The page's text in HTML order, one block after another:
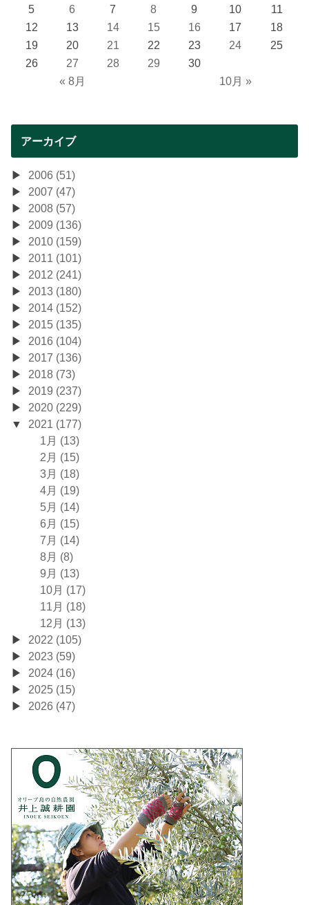
« 8月 10月 »
5
6 7 8 9 10
11
12
13 14 15 16 17
18
19
20 21 22 23 24
25
26
27 28 29 30
アーカイブ
2006 (51)
2007 (47)
2008 (57)
2009 (136)
2010 (159)
2011 (101)
2012 (241)
2013 (180)
2014 (152)
2015 (135)
2016 (104)
2017 (136)
2018 (73)
2019 (237)
2020 (229)
2021 (177)
1月 (13)
2月 (15)
3月 (18)
4月 (19)
5月 (14)
6月 (15)
7月 (14)
8月 (8)
9月 (13)
10月 (17)
11月 (18)
12月 (13)
2022 (105)
2023 (59)
2024 (16)
2025 (15)
2026 (47)